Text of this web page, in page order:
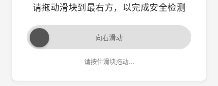
请拖动滑块到最右方，以完成安全检测
向右滑动
请按住滑块拖动...